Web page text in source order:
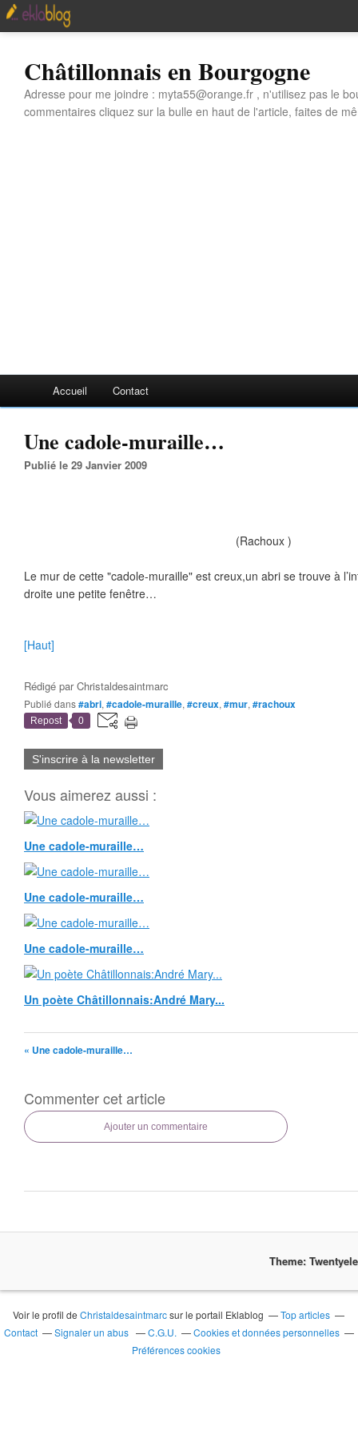
Châtillonnais en Bourgogne
Adresse pour me joindre : myta55@orange.fr , n'utilisez pas le
commentaires cliquez sur la bulle en haut de l'article, faites de
Accueil Contact
Une cadole-muraille…
Publié le 29 Janvier 2009
(Rachoux )
Le mur de cette "cadole-muraille" est creux,un abri se trouve à
droite une petite fenêtre…
[Haut]
Rédigé parChristaldesaintmarc
Publié dans#abri, #cadole-muraille, #creux, #mur, #rachoux
Repost 0
S'inscrire à la newsletter
Vous aimerez aussi :
Une cadole-muraille…
Une cadole-muraille…
Une cadole-muraille…
Un poète Châtillonnais:André Mary...
« Une cadole-muraille…
Commenter cet article
Ajouter un commentaire
Theme:
Voir le profil deChristaldesaintmarcsur le portail Eklablog
Top articles
Contact
Signaler un abus C.G.U.
Cookies et données personnelles
Préférences cookies